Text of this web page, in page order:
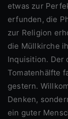
etwas zur
erfunden, die
zur Religion
die Müllkirche
Inquisition. Der
Tomatenhälfte
gestern.
Denken,
ein guter